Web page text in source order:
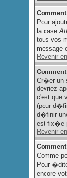
Pour
la case
tous vos
message
Revenir
Cr�er un
devriez
c'est que
(pour
d�finir
est fix�e
Revenir
Comme
Pour
encore